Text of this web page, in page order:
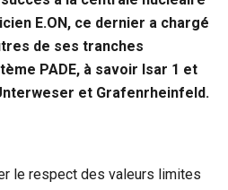
E.ON, ce dernier a chargé
de ses tranches
PADE, à savoir Isar 1 et
et Grafenrheinfeld.
le respect des valeurs limites